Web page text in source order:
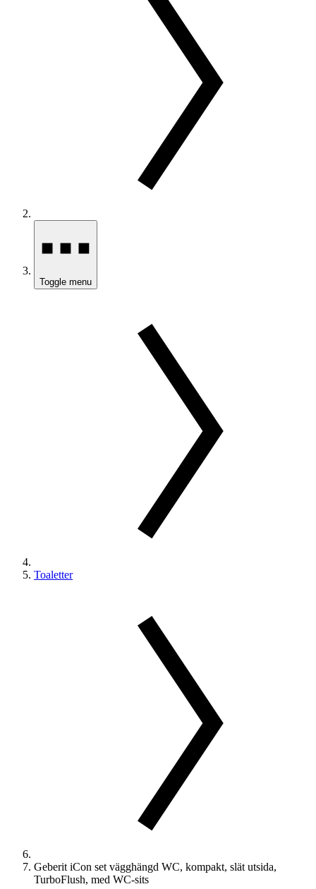
Toggle menu
Toaletter
Geberit iCon set vägghängd WC, kompakt, slät utsida,
TurboFlush, med WC-sits